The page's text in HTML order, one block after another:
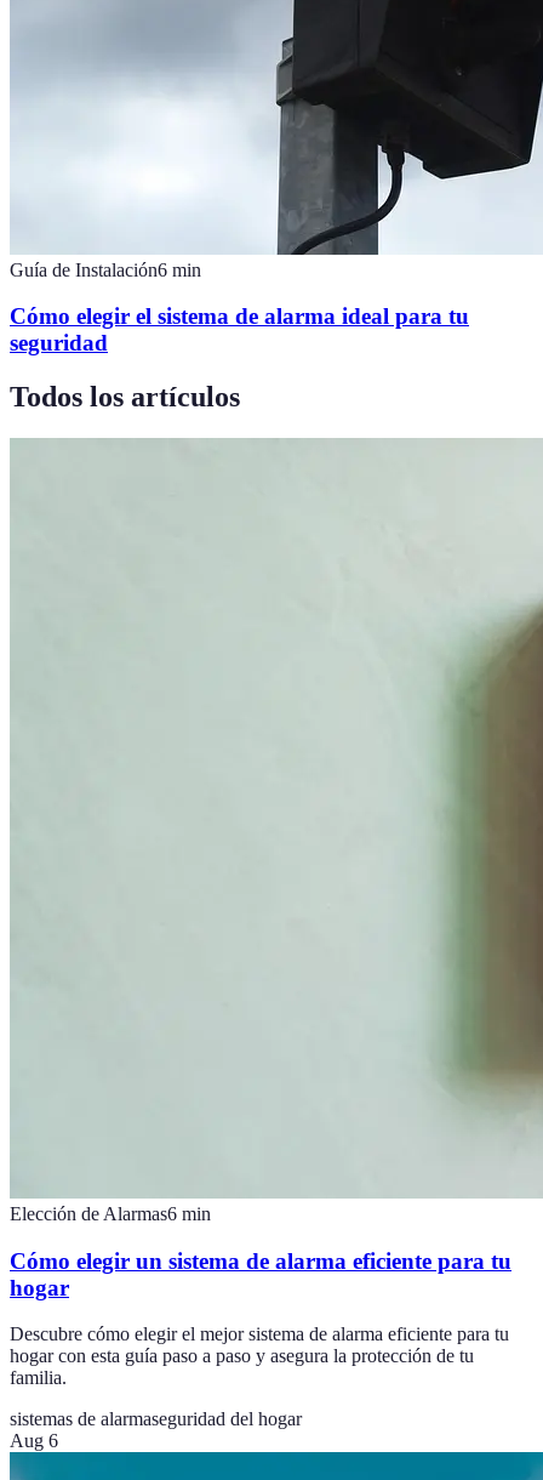
Guía de Instalación6 min
Cómo elegir el sistema de alarma ideal para tu
seguridad
Todos los artículos
Elección de Alarmas6 min
Cómo elegir un sistema de alarma eficiente para tu
hogar
Descubre cómo elegir el mejor sistema de alarma eficiente para tu
hogar con esta guía paso a paso y asegura la protección de tu
familia.
sistemas de alarmaseguridad del hogar
Aug 6